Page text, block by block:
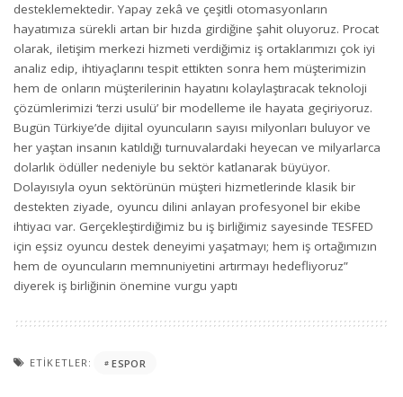
desteklemektedir. Yapay zekâ ve çeşitli otomasyonların
hayatımıza sürekli artan bir hızda girdiğine şahit oluyoruz. Procat
olarak, iletişim merkezi hizmeti verdiğimiz iş ortaklarımızı çok iyi
analiz edip, ihtiyaçlarını tespit ettikten sonra hem müşterimizin
hem de onların müşterilerinin hayatını kolaylaştıracak teknoloji
çözümlerimizi ‘terzi usulü’ bir modelleme ile hayata geçiriyoruz.
Bugün Türkiye’de dijital oyuncuların sayısı milyonları buluyor ve
her yaştan insanın katıldığı turnuvalardaki heyecan ve milyarlarca
dolarlık ödüller nedeniyle bu sektör katlanarak büyüyor.
Dolayısıyla oyun sektörünün müşteri hizmetlerinde klasik bir
destekten ziyade, oyuncu dilini anlayan profesyonel bir ekibe
ihtiyacı var. Gerçekleştirdiğimiz bu iş birliğimiz sayesinde TESFED
için eşsiz oyuncu destek deneyimi yaşatmayı; hem iş ortağımızın
hem de oyuncuların memnuniyetini artırmayı hedefliyoruz”
diyerek iş birliğinin önemine vurgu yaptı
ETIKETLER: ESPOR